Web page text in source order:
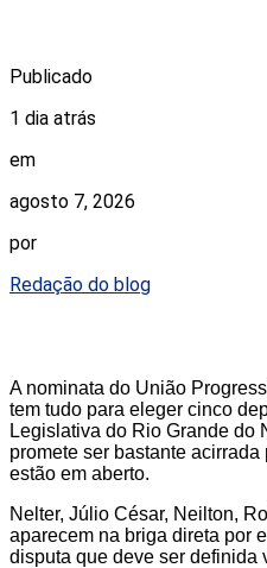
Publicado
1 dia atrás
em
agosto 7, 2026
por
Redação do blog
A nominata do União
tem tudo para eleger cinco
Legislativa do Rio Grande do
promete ser bastante
estão em aberto.
Nelter, Júlio César, Neilton,
aparecem na briga direta por
disputa que deve ser definida